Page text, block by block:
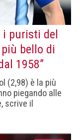
puristi del
bello di
1958”
(2,98) è la più
piegando alle
scrive il